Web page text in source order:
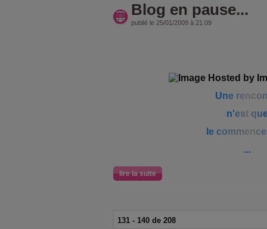
Blog en pause...
publié le 25/01/2009 à 21:09
Une renco
n'est qu
e commence
...
lire la suite
131 - 140 de 208